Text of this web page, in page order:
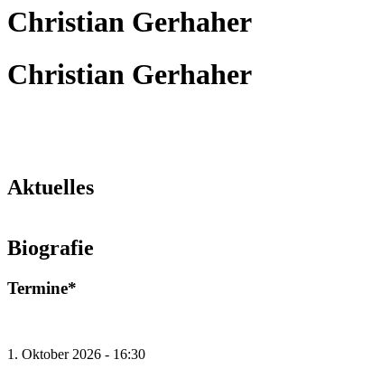
Christian Gerhaher
Christian Gerhaher
Aktuelles
© Torbjorn Toby Jorgensen
Mehr lesen
Biografie
Termine*
1. Oktober 2026 - 16:30